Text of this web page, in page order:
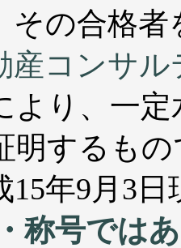
その合格
産コンサ
より、一
明するも
15年9月3
称号では